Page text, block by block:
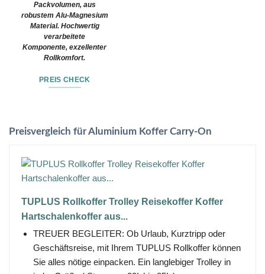
Packvolumen, aus
robustem Alu-Magnesium
Material. Hochwertig
verarbeitete
Komponente, exzellenter
Rollkomfort.
PREIS CHECK
Preisvergleich für Aluminium Koffer Carry-On
TUPLUS Rollkoffer Trolley Reisekoffer Koffer
Hartschalenkoffer aus...
TREUER BEGLEITER: Ob Urlaub, Kurztripp oder
Geschäftsreise, mit Ihrem TUPLUS Rollkoffer können
Sie alles nötige einpacken. Ein langlebiger Trolley in